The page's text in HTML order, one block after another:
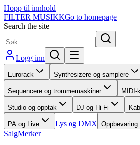
Hopp til innhold
FILTER MUSIKKGo to homepage
Search the site
Logg inn
Eurorack Synthesizere og samplere
Sequencere og trommemaskiner MIDI-
Studio og opptak DJ og Hi-Fi
PA og Live Lys og DMX Oppbevaring
SalgMerker